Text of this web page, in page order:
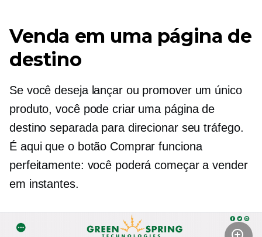
Venda em uma página de
destino
Se você deseja lançar ou promover um único
produto, você pode criar uma página de
destino separada para direcionar seu tráfego.
É aqui que o botão Comprar funciona
perfeitamente: você poderá começar a vender
em instantes.